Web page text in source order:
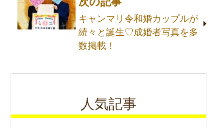
人気記事
キャンマリ令和婚カップルが
続々と誕生♡成婚者写真を多
数掲載！